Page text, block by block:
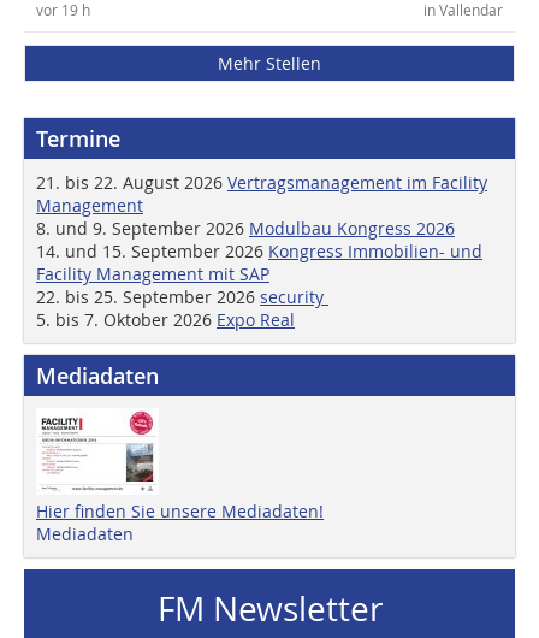
in Vallendar
vor 19 h
Mehr Stellen
Termine
21. bis 22. August 2026 Vertragsmanagement im Facility
Management
8. und 9. September 2026 Modulbau Kongress 2026
14. und 15. September 2026 Kongress Immobilien- und
Facility Management mit SAP
22. bis 25. September 2026 security
5. bis 7. Oktober 2026 Expo Real
Mediadaten
Hier finden Sie unsere Mediadaten!
Mediadaten
FM Newsletter